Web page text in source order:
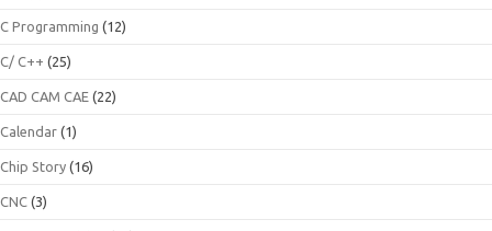
C Programming (12)
C/ C++ (25)
CAD CAM CAE (22)
Calendar (1)
Chip Story (16)
CNC (3)